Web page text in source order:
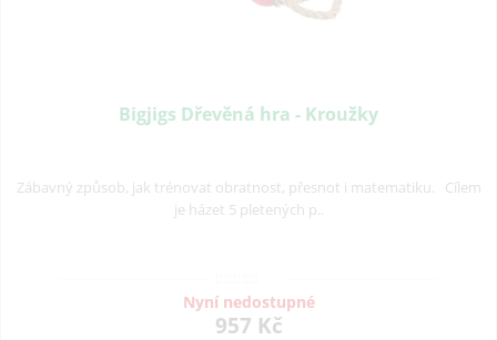
Bigjigs Dřevěná hra - Kroužky
Zábavný způsob, jak trénovat obratnost, přesnot i matematiku. Cílem
je házet 5 pletených p..
Nyní nedostupné
957 Kč